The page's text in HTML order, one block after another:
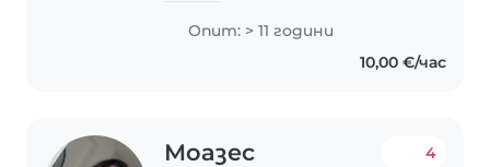
Опит: > 11 години
10,00 €/час
Моазес 4